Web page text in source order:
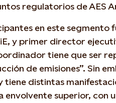
regulatorios de AES
en este segmento
y primer director
tiene que ser
de emisiones”. Sin
tiene distintas
envolvente superior, con